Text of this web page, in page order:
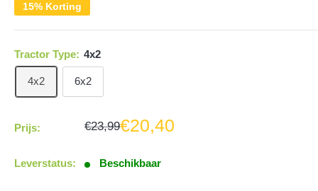
15% Korting
Tractor Type: 4x2
4x2 6x2
Prijs:
Normale
€23,99Aanbiedingsprijs
€20,40
Leverstatus: Beschikbaar